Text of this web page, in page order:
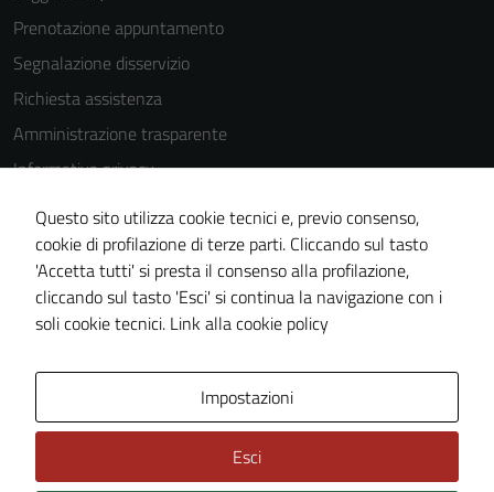
Prenotazione appuntamento
Segnalazione disservizio
Richiesta assistenza
Amministrazione trasparente
Informativa privacy
Note legali
Dichiarazione di accessibilità
Piano di miglioramento del sito
Questo sito utilizza cookie tecnici e, previo consenso,
cookie di profilazione di terze parti. Cliccando sul tasto
'Accetta tutti' si presta il consenso alla profilazione,
cliccando sul tasto 'Esci' si continua la navigazione con i
soli cookie tecnici. Link alla cookie policy
Impostazioni
Esci